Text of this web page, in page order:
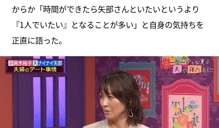
からか「時間ができたら矢部さんといたいというより
『1人でいたい』となることが多い」と自身の気持ちを
正直に語った。